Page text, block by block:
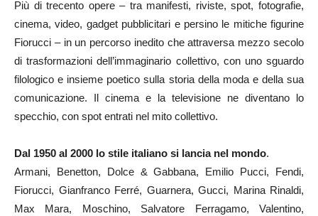
Più di trecento opere – tra manifesti, riviste, spot, fotografie,
cinema, video, gadget pubblicitari e persino le mitiche figurine
Fiorucci – in un percorso inedito che attraversa mezzo secolo
di trasformazioni dell’immaginario collettivo, con uno sguardo
filologico e insieme poetico sulla storia della moda e della sua
comunicazione. Il cinema e la televisione ne diventano lo
specchio, con spot entrati nel mito collettivo.
Dal 1950 al 2000 lo stile italiano si lancia nel mondo.
Armani, Benetton, Dolce & Gabbana, Emilio Pucci, Fendi,
Fiorucci, Gianfranco Ferré, Guarnera, Gucci, Marina Rinaldi,
Max Mara, Moschino, Salvatore Ferragamo, Valentino,